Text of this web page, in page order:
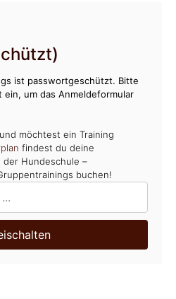
ist passwortgeschützt. Bitte
um das Anmeldeformular
möchtest ein Training
findest du deine
der Hundeschule –
buchen!